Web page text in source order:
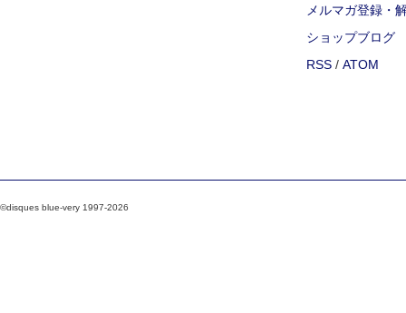
メルマガ登録・
ショップブログ
RSS / ATOM
©disques blue-very 1997-2026